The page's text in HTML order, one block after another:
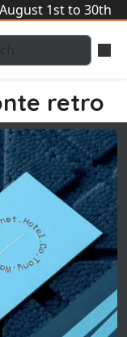
1st to 30th
retro